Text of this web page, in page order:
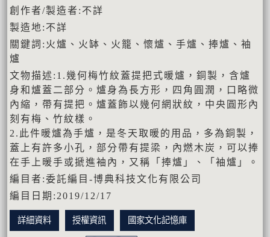
創作者/製造者:不詳
製造地:不詳
關鍵詞:火爐、火缽、火籠、懷爐、手爐、捧爐、袖
爐
文物描述:1.幾何梅竹紋蓋提把式暖爐，銅製，含爐
身和爐蓋二部分。爐身為長方形，四角圓潤，口略微
內縮，帶有提把。爐蓋飾以幾何網狀紋，中央圓形內
刻有梅、竹紋樣。
2.此件暖爐為手爐，是冬天取暖的用品，多為銅製，
蓋上有許多小孔，部分帶有提梁，內燃木炭，可以捧
在手上暖手或搋進袖內，又稱「捧爐」、「袖爐」。
編目者:委託編目-博典科技文化有限公司
編目日期:2019/12/17
詳細資料 授權資訊 國家文化記憶庫